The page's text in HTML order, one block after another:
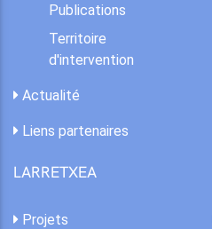
Publications
Territoire
d'intervention
Actualité
Liens partenaires
LARRETXEA
Projets